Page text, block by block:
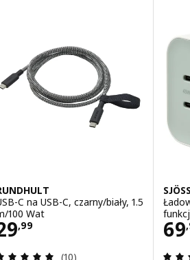
C na USB-C, czarny/biały, 1.5
100 Wat
,99 29,99
Recenzja: 5 z 5 gwiazdki.
(10)
SJÖSS
69,